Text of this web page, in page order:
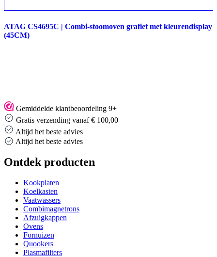
ATAG CS4695C | Combi-stoomoven grafiet met kleurendisplay
(45CM)
Gemiddelde klantbeoordeling 9+
Gratis verzending vanaf € 100,00
Altijd het beste advies
Altijd het beste advies
Ontdek producten
Kookplaten
Koelkasten
Vaatwassers
Combimagnetrons
Afzuigkappen
Ovens
Fornuizen
Quookers
Plasmafilters